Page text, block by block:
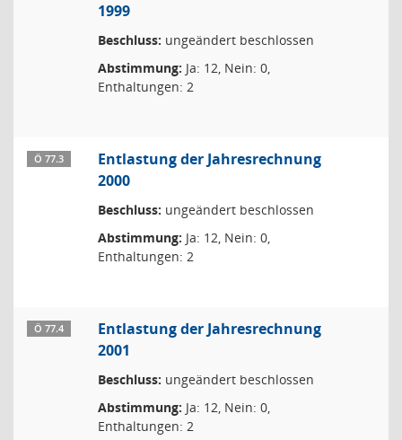
1999
Beschluss: ungeändert beschlossen
Abstimmung: Ja: 12, Nein: 0,
Enthaltungen: 2
Ö 77.3
Entlastung der Jahresrechnung
2000
Beschluss: ungeändert beschlossen
Abstimmung: Ja: 12, Nein: 0,
Enthaltungen: 2
Ö 77.4
Entlastung der Jahresrechnung
2001
Beschluss: ungeändert beschlossen
Abstimmung: Ja: 12, Nein: 0,
Enthaltungen: 2